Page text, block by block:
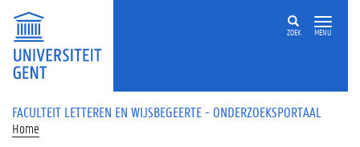
Overslaan en naar de inhoud gaan
ZOEK MENU
FACULTEIT LETTEREN EN WIJSBEGEERTE - ONDERZOEKSPORTAAL
Home